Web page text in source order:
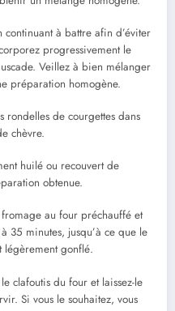
à battre afin d’éviter
progressivement le
Veillez à bien mélanger
préparation homogène.
rondelles de courgettes dans
chèvre.
huilé ou recouvert de
obtenue.
au four préchauffé et
35 minutes, jusqu’à ce que le
légèrement gonflé.
clafoutis du four et laissez-le
Si vous le souhaitez, vous